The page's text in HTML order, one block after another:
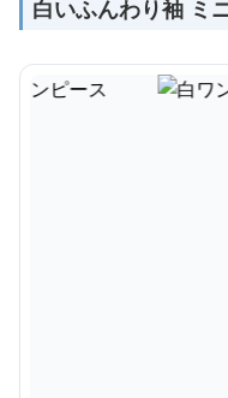
白いふんわり袖 ミ